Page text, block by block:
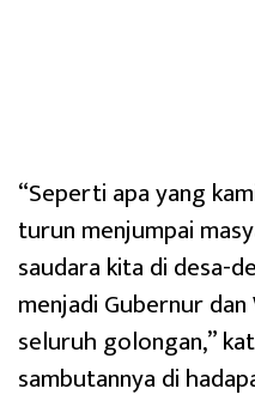
“Seperti apa yang
turun menjumpai
saudara kita di desa-
menjadi Gubernur
seluruh golongan,”
sambutannya di